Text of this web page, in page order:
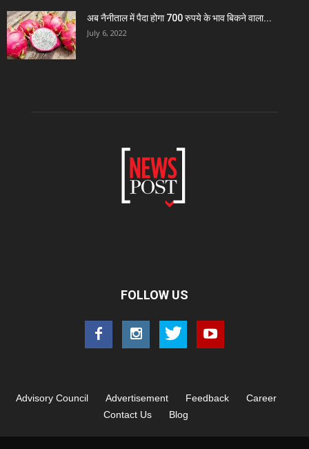
अब नैनीताल में पैदा होगा 700 रुपये के भाव बिकने वाला...
July 6, 2022
FOLLOW US
Advisory Council Advertisement Feedback
Career
Contact Us
Blog